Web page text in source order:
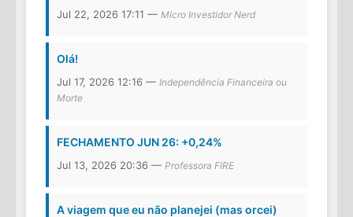
Jul 22, 2026 17:11 — Micro Investidor Nerd
Olá!
Jul 17, 2026 12:16 — Independência Financeira ou
Morte
FECHAMENTO JUN 26: +0,24%
Jul 13, 2026 20:36 — Professora FIRE
A viagem que eu não planejei (mas orcei)